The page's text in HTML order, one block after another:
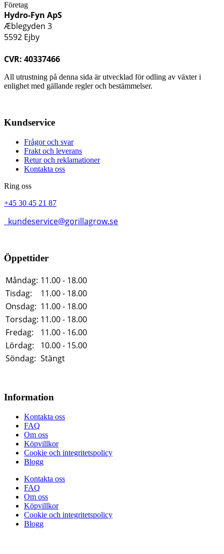
Företag
Hydro-Fyn ApS
Æblegyden 3
5592 Ejby
CVR: 40337466
All utrustning på denna sida är utvecklad för odling av växter i
enlighet med gällande regler och bestämmelser.
Kundservice
Frågor och svar
Frakt och leverans
Retur och reklamationer
Kontakta oss
Ring oss
+45 30 45 21 87
kundeservice@gorillagrow.se
Öppettider
Måndag: 11.00 - 18.00
Tisdag:
11.00 - 18.00
Onsdag: 11.00 - 18.00
Torsdag: 11.00 - 18.00
Fredag:
11.00 - 16.00
Lördag:
10.00 - 15.00
Söndag: Stängt
Information
Kontakta oss
FAQ
Om oss
Köpvillkor
Cookie och integritetspolicy
Blogg
Kontakta oss
FAQ
Om oss
Köpvillkor
Cookie och integritetspolicy
Blogg